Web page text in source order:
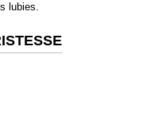
lubies.